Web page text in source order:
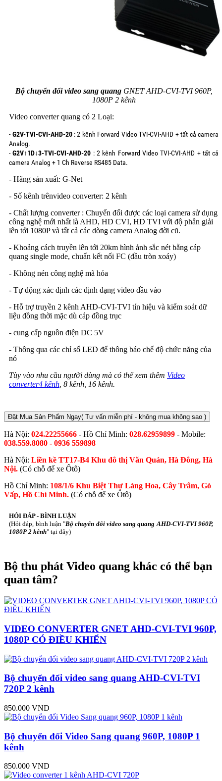
Bộ chuyển đổi video sang quangGNET AHD-CVI-TVI 960P,
1080P 2 kênh
Video converter quang có 2 Loại:
-G2V-TVI-CVI-AHD-20: 2 kênh Forward Video TVI-CVI-AHD + tất cả camera
Analog.
-G2V↑1D↓3-TVI-CVI-AHD-20 : 2 kênh Forward Video TVI-CVI-AHD + tất cả
camera Analog + 1 Ch Reverse RS485 Data.
- Hãng sản xuất: G-Net
- Số kênh trênvideo converter: 2 kênh
- Chất lượng converter : Chuyển đổi được các loại camera sử dụng
công nghệ mới nhất là AHD, HD CVI, HD TVI với độ phân giải
lên tới 1080P và tất cả các dòng camera Analog đời cũ.
- Khoảng cách truyền lên tới 20km hình ảnh sắc nét bằng cáp
quang single mode, chuẩn kết nối FC (đầu tròn xoáy)
- Không nén công nghệ mã hóa
- Tự động xác định các định dạng video đầu vào
- Hỗ trợ truyền 2 kênh AHD-CVI-TVI tín hiệu và kiểm soát dữ
liệu đồng thời mặc dù cáp đồng trục
- cung cấp nguồn điện DC 5V
- Thông qua các chỉ số LED để thông báo chế độ chức năng của
nó
Tùy vào nhu cầu người dùng mà có thể xem thêm Video
converter4 kênh , 8 kênh, 16 kênh.
Đặt Mua Sản Phẩm Ngay( Tư vấn miễn phí - không mua không sao )
Hà Nội: 024.22255666 - Hồ Chí Minh: 028.62959899 - Mobile:
038.559.8080 - 0936 559898
Hà Nội: Liền kề TT17-B4 Khu đô thị Văn Quán, Hà Đông, Hà
Nội. (Có chỗ để xe Ôtô)
Hồ Chí Minh: 108/1/6 Khu Biệt Thự Làng Hoa, Cây Trâm, Gò
Vấp, Hồ Chí Minh. (Có chỗ để xe Ôtô)
HỎI ĐÁP - BÌNH LUẬN
(Hỏi đáp, bình luận "Bộ chuyển đổi video sang quang AHD-CVI-TVI 960P,
1080P 2 kênh" tại đây)
Bộ thu phát Video quang khác có thể bạn
quan tâm?
VIDEO CONVERTER GNET AHD-CVI-TVI 960P,
1080P CÓ ĐIỀU KHIỂN
Bộ chuyển đổi video sang quang AHD-CVI-TVI
720P 2 kênh
850.000 VND
Bộ chuyển đổi Video Sang quang 960P, 1080P 1
kênh
850.000 VND